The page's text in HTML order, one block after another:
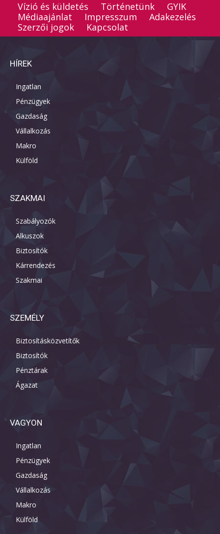
Vízió és küldetés Történetünk
GYIK
Médiaajánlat
Impresszum
Adakezelés
Szerzői jogok
Kapcsolat
HÍREK
Ingatlan
Pénzügyek
Gazdaság
Vállalkozás
Makro
Külföld
SZAKMAI
Szabályozók
Alkuszok
Biztosítók
Kárrendezés
Szakmai
SZEMÉLY
Biztosításközvetítők
Biztosítók
Pénztárak
Ágazat
VAGYON
Ingatlan
Pénzügyek
Gazdaság
Vállalkozás
Makro
Külföld